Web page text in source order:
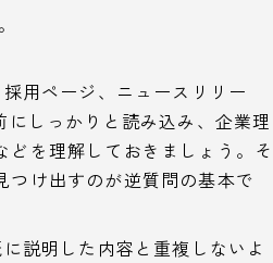
用ページ、ニュースリリー
しっかりと読み込み、企業理
を理解しておきましょう。そ
つけ出すのが逆質問の基本で
説明した内容と重複しないよ